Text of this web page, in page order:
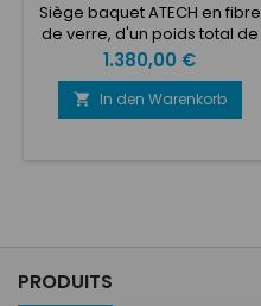
Siège baquet ATECH en fibre
de verre, d'un poids total de
14,1 kg Validité FIA de 10 ans !
Pour pilotes dont la taille est
de plus de 1m85, jusque 2m.
Les supports ne sont pas
Preis
1.380,00 €
 In den Warenkorb
PRODUITS